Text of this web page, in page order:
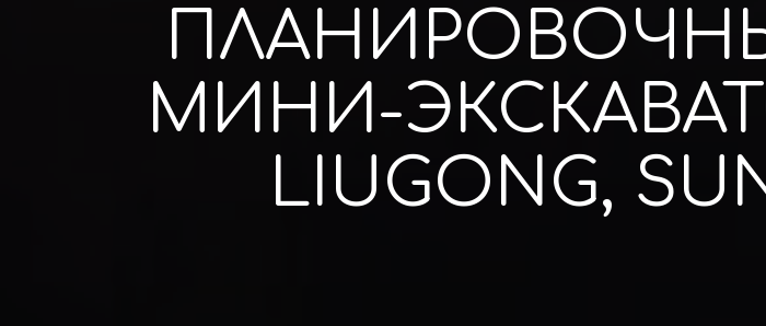
МИНИ-
LIUGONG,